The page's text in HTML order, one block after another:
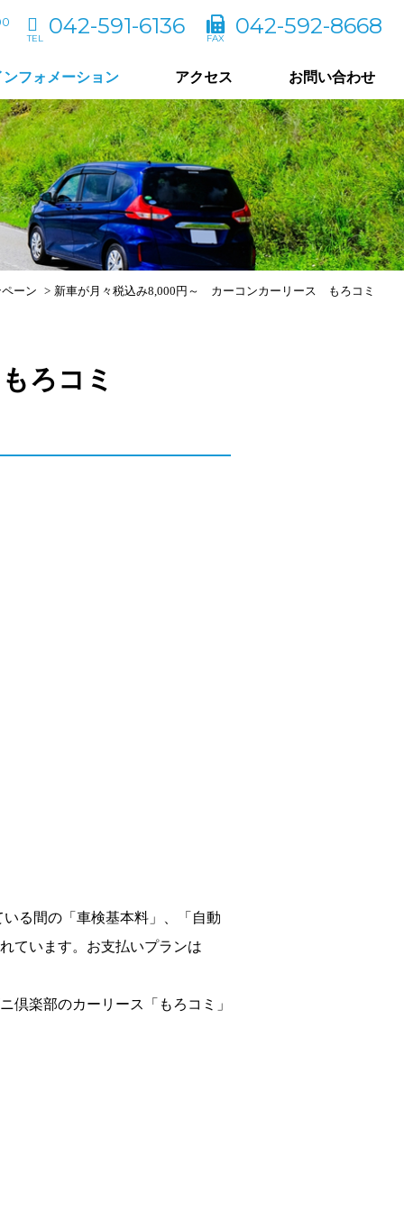
ンフォメーション アクセス お問い合わせ
042-591-6136 042-592-8668
ーン 新車が月々税込み8,000円～ カーコンカーリース もろコミ
ろコミ
る間の「車検基本料」、「自動
ています。お支払いプランは
倶楽部のカーリース「もろコミ」